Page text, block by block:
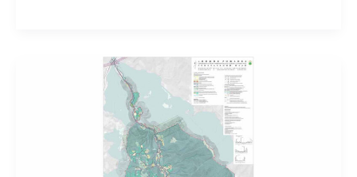
Фастівського